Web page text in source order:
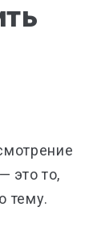
— это то,
тему.